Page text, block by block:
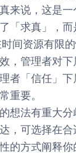
来说，这是
「求真」，
间资源有限
，管理者对
者「信任」
重要。
想法有重大
，可选择在合
的方式阐释